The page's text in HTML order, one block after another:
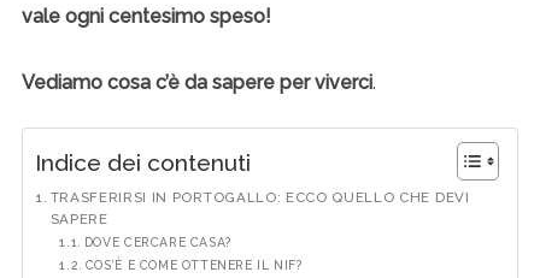
vale ogni centesimo speso!
Vediamo cosa c’è da sapere per viverci.
Indice dei contenuti
TRASFERIRSI IN PORTOGALLO: ECCO QUELLO CHE DEVI
SAPERE
DOVE CERCARE CASA?
COS’È E COME OTTENERE IL NIF?